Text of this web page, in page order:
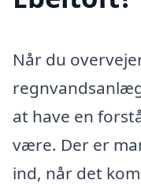
Når du
at have en
være. Der er
ind, når det